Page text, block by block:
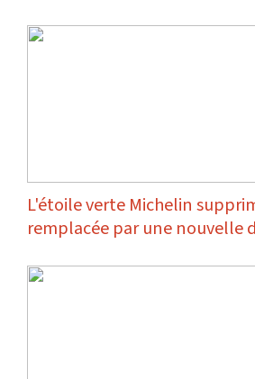
L'étoile verte Michelin
remplacée par une nouvelle